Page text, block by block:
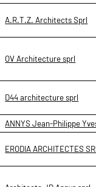
A.R.T.Z. Architects Sprl
OV Architecture sprl
D44 architecture sprl
ANNYS Jean-Philippe
ERODIA ARCHITECTES